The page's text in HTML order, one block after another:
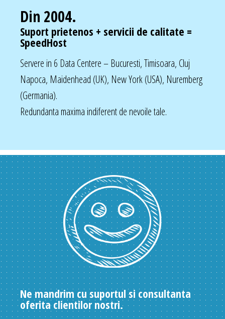
Din 2004.
Suport prietenos + servicii de calitate =
SpeedHost
Servere in 6 Data Centere – Bucuresti, Timisoara, Cluj
Napoca, Maidenhead (UK), New York (USA), Nuremberg
(Germania).
Redundanta maxima indiferent de nevoile tale.
Ne mandrim cu suportul si consultanta
oferita clientilor nostri.